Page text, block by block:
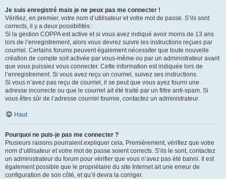
Je suis enregistré mais je ne peux pas me connecter !
Vérifiez, en premier, votre nom d’utilisateur et votre mot de passe. S’ils sont
corrects, il y a deux possibilités :
Si la gestion COPPA est active et si vous avez indiqué avoir moins de 13 ans
lors de l’enregistrement, alors vous devrez suivre les instructions reçues par
courriel. Certains forums peuvent également nécessiter que toute nouvelle
création de compte soit activée par vous-même ou par un administrateur avant
que vous puissiez vous connecter. Cette information est indiquée lors de
l’enregistrement. Si vous avez reçu un courriel, suivez ses instructions.
Si vous n’avez pas reçu de courriel, il se peut que vous ayez fourni une
adresse incorrecte ou que le courriel ait été traité par un filtre anti-spam. Si
vous êtes sûr de l’adresse courriel fournie, contactez un administrateur.
Haut
Pourquoi ne puis-je pas me connecter ?
Plusieurs raisons pourraient expliquer cela. Premièrement, vérifiez que votre
nom d’utilisateur et votre mot de passe soient corrects. S’ils le sont, contactez
un administrateur du forum pour vérifier que vous n’avez pas été banni. Il est
également possible que le propriétaire du site Internet ait une erreur de
configuration de son côté, et qu’il devra la corriger.